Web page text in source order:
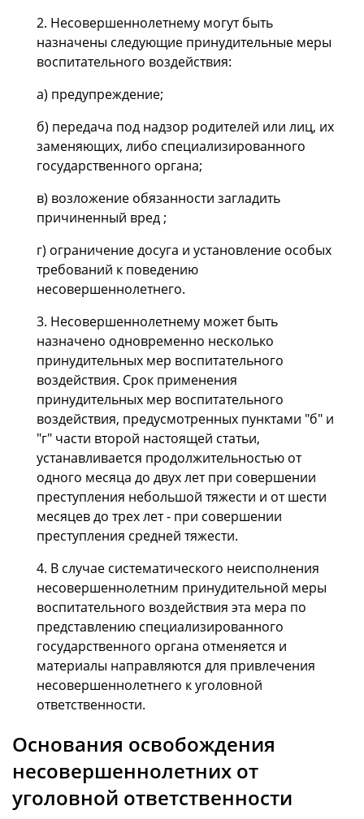
2. Несовершеннолетнему могут быть
назначены следующие принудительные меры
воспитательного воздействия:
а) предупреждение;
б) передача под надзор родителей или лиц, их
заменяющих, либо специализированного
государственного органа;
в) возложение обязанности загладить
причиненный вред ;
г) ограничение досуга и установление особых
требований к поведению
несовершеннолетнего.
3. Несовершеннолетнему может быть
назначено одновременно несколько
принудительных мер воспитательного
воздействия. Срок применения
принудительных мер воспитательного
воздействия, предусмотренных пунктами "б" и
"г" части второй настоящей статьи,
устанавливается продолжительностью от
одного месяца до двух лет при совершении
преступления небольшой тяжести и от шести
месяцев до трех лет - при совершении
преступления средней тяжести.
4. В случае систематического неисполнения
несовершеннолетним принудительной меры
воспитательного воздействия эта мера по
представлению специализированного
государственного органа отменяется и
материалы направляются для привлечения
несовершеннолетнего к уголовной
ответственности.
Основания освобождения
несовершеннолетних от
уголовной ответственности